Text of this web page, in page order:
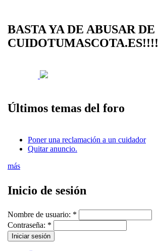
BASTA YA DE ABUSAR DE
CUIDOTUMASCOTA.ES!!!!
Últimos temas del foro
Poner una reclamación a un cuidador
Quitar anuncio.
más
Inicio de sesión
Nombre de usuario: *
Contraseña: *